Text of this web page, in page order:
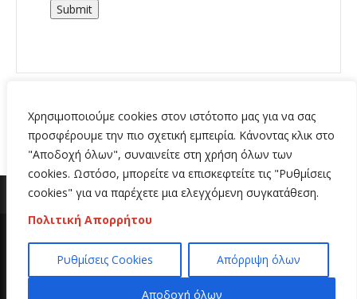
Χρησιμοποιούμε cookies στον ιστότοπο μας για να σας
προσφέρουμε την πιο σχετική εμπειρία. Κάνοντας κλικ στο
"Αποδοχή όλων", συναινείτε στη χρήση όλων των
cookies. Ωστόσο, μπορείτε να επισκεφτείτε τις "Ρυθμίσεις
cookies" για να παρέχετε μια ελεγχόμενη συγκατάθεση.
Πολιτική Απορρήτου
Ρυθμίσεις Cookies Απόρριψη όλων
Αποδοχή όλων
Submit
Copyright 2020 | All Rights Reserved | Κατασκευή
ιστοσελίδων
Hi Web